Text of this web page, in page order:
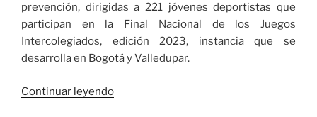
prevención, dirigidas a 221 jóvenes deportistas que
participan en la Final Nacional de los Juegos
Intercolegiados, edición 2023, instancia que se
desarrolla en Bogotá y Valledupar.
Continuar leyendo«La